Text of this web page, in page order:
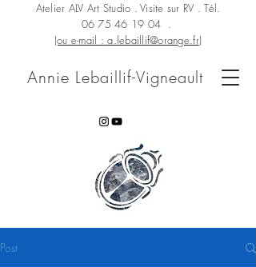
Annie Lebaillif-Vigneault
Atelier ALV Art Studio . Visite sur RV . Tél.
06 75 46 19 04 .
(ou e-mail :a.lebaillif@orange.fr)
Post